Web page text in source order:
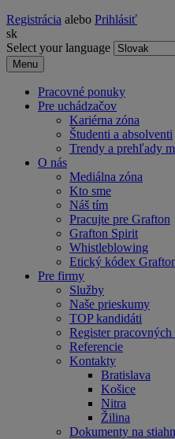
Registrácia alebo Prihlásiť
sk
Select your language
Menu
Pracovné ponuky
Pre uchádzačov
Kariérna zóna
Študenti a absolventi
Trendy a prehľady
O nás
Mediálna zóna
Kto sme
Náš tím
Pracujte pre Grafton
Grafton Spirit
Whistleblowing
Etický kódex
Pre firmy
Služby
Naše prieskumy
TOP kandidáti
Register
Referencie
Kontakty
Bratislava
Košice
Nitra
Žilina
Dokumenty na